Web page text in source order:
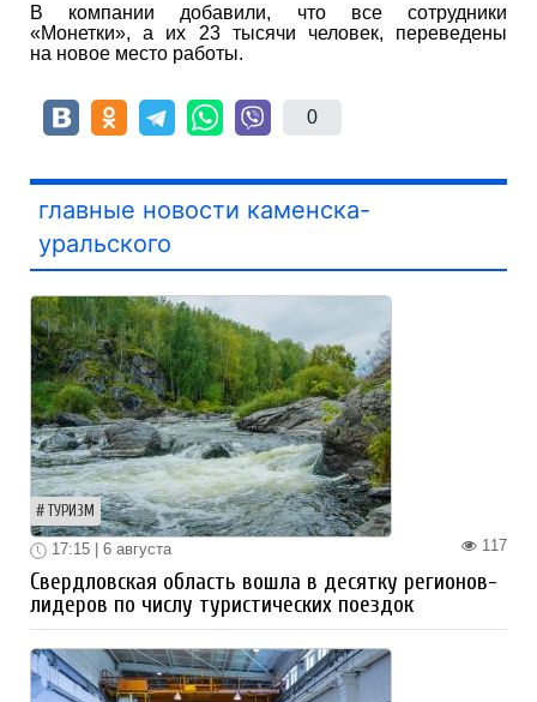
В компании добавили, что все сотрудники
«Монетки», а их 23 тысячи человек, переведены
на новое место работы.
0
главные новости каменска-
уральского
ТУРИЗМ
117
17:15 | 6 августа
Свердловская область вошла в десятку регионов-
лидеров по числу туристических поездок